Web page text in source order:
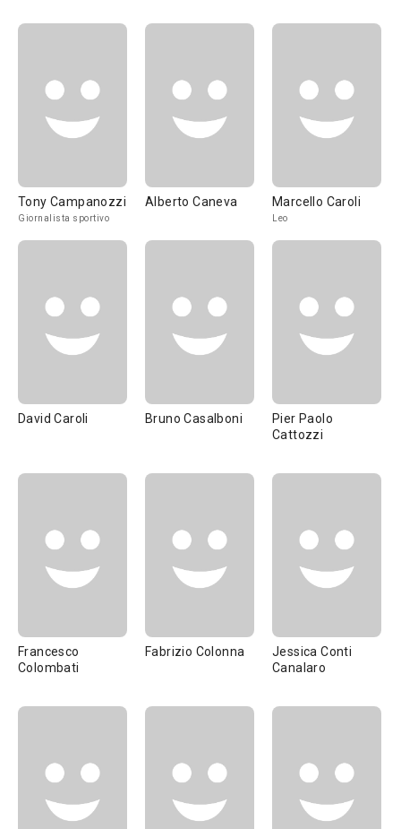
Tony Campanozzi
Giornalista sportivo
Alberto Caneva Marcello Caroli
Leo
David Caroli Bruno Casalboni
Pier Paolo
Cattozzi
Francesco
Colombati
Fabrizio Colonna
Jessica Conti
Canalaro